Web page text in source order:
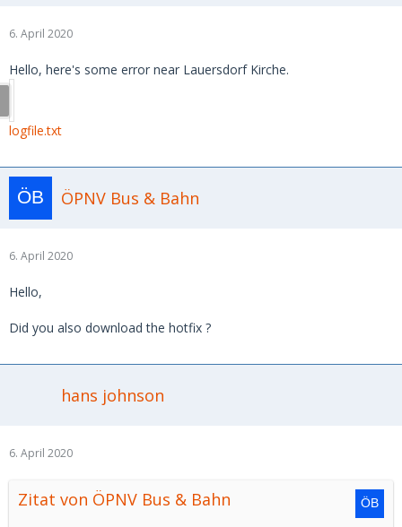
6. April 2020
Hello, here's some error near Lauersdorf Kirche.
logfile.txt
ÖPNV Bus & Bahn
6. April 2020
Hello,
Did you also download the hotfix ?
hans johnson
6. April 2020
Zitat von ÖPNV Bus & Bahn